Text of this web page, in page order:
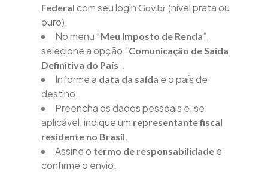
Federal com seu login Gov.br(nível prata ou
ouro).
No menu “Meu Imposto de Renda”,
selecione a opção “Comunicação de Saída
Definitiva do País”.
Informe a data da saída e o país de
destino.
Preencha os dados pessoais e, se
aplicável, indique um representante fiscal
residente no Brasil.
Assine o termo de responsabilidade e
confirme o envio.